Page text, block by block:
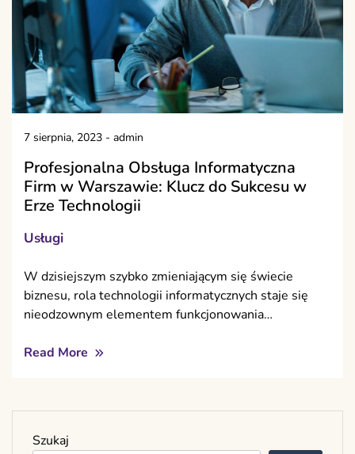
7 sierpnia, 2023 - admin
Profesjonalna Obsługa Informatyczna
Firm w Warszawie: Klucz do Sukcesu w
Erze Technologii
Usługi
W dzisiejszym szybko zmieniającym się świecie
biznesu, rola technologii informatycznych staje się
nieodzownym elementem funkcjonowania…
Read More
Szukaj